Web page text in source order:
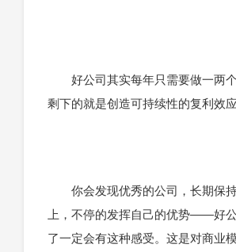
好公司其实每年只需要做一两
剩下的就是创造可持续性的复利效应
你会发现优秀的公司，长期保
上，不停的发挥自己的优势——好
了一定会有这种感受。这是对商业